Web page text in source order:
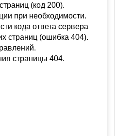
(код 200).
при необходимости.
кода ответа сервера
страниц (ошибка 404).
страницы 404.